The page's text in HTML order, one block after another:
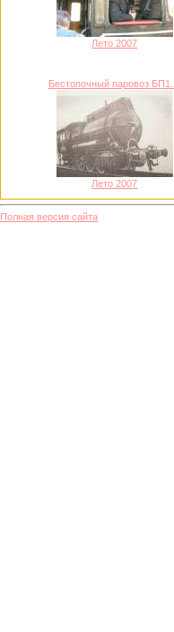
Лето 2007
Бестопочный паровоз БП1...
Лето 2007
Полная версия сайта